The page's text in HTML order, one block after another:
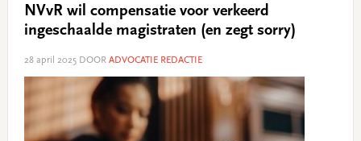
NVvR wil compensatie voor verkeerd
ingeschaalde magistraten (en zegt sorry)
28 april 2025DOOR ADVOCATIE REDACTIE